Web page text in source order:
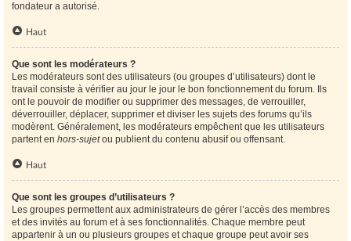
fondateur a autorisé.
Haut
Que sont les modérateurs ?
Les modérateurs sont des utilisateurs (ou groupes d’utilisateurs) dont le
travail consiste à vérifier au jour le jour le bon fonctionnement du forum. Ils
ont le pouvoir de modifier ou supprimer des messages, de verrouiller,
déverrouiller, déplacer, supprimer et diviser les sujets des forums qu’ils
modèrent. Généralement, les modérateurs empêchent que les utilisateurs
partent en hors-sujetou publient du contenu abusif ou offensant.
Haut
Que sont les groupes d’utilisateurs ?
Les groupes permettent aux administrateurs de gérer l’accès des membres
et des invités au forum et à ses fonctionnalités. Chaque membre peut
appartenir à un ou plusieurs groupes et chaque groupe peut avoir ses